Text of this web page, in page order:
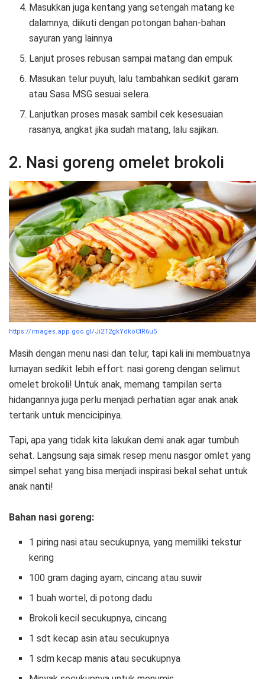
Masukkan juga kentang yang setengah matang ke
dalamnya, diikuti dengan potongan bahan-bahan
sayuran yang lainnya
Lanjut proses rebusan sampai matang dan empuk
Masukan telur puyuh, lalu tambahkan sedikit garam
atau Sasa MSG sesuai selera.
Lanjutkan proses masak sambil cek kesesuaian
rasanya, angkat jika sudah matang, lalu sajikan.
2. Nasi goreng omelet brokoli
https://images.app.goo.gl/Ji2T2gkYdkoCtR6u5
Masih dengan menu nasi dan telur, tapi kali ini membuatnya
lumayan sedikit lebih effort: nasi goreng dengan selimut
omelet brokoli! Untuk anak, memang tampilan serta
hidangannya juga perlu menjadi perhatian agar anak anak
tertarik untuk mencicipinya.
Tapi, apa yang tidak kita lakukan demi anak agar tumbuh
sehat. Langsung saja simak resep menu nasgor omlet yang
simpel sehat yang bisa menjadi inspirasi bekal sehat untuk
anak nanti!
Bahan nasi goreng:
1 piring nasi atau secukupnya, yang memiliki tekstur
kering
100 gram daging ayam, cincang atau suwir
1 buah wortel, di potong dadu
Brokoli kecil secukupnya, cincang
1 sdt kecap asin atau secukupnya
1 sdm kecap manis atau secukupnya